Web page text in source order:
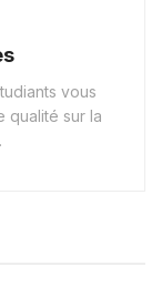
vous
qualité sur la